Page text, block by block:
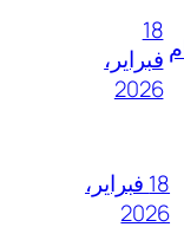
18
فبراير،
2026
18 فبراير،
2026